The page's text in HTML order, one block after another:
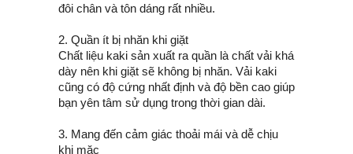
đôi chân và tôn dáng rất nhiều.
2. Quần ít bị nhăn khi giặt
Chất liệu kaki sản xuất ra quần là chất vải khá
dày nên khi giặt sẽ không bị nhăn. Vải kaki
cũng có độ cứng nhất định và độ bền cao giúp
bạn yên tâm sử dụng trong thời gian dài.
3. Mang đến cảm giác thoải mái và dễ chịu
khi mặc